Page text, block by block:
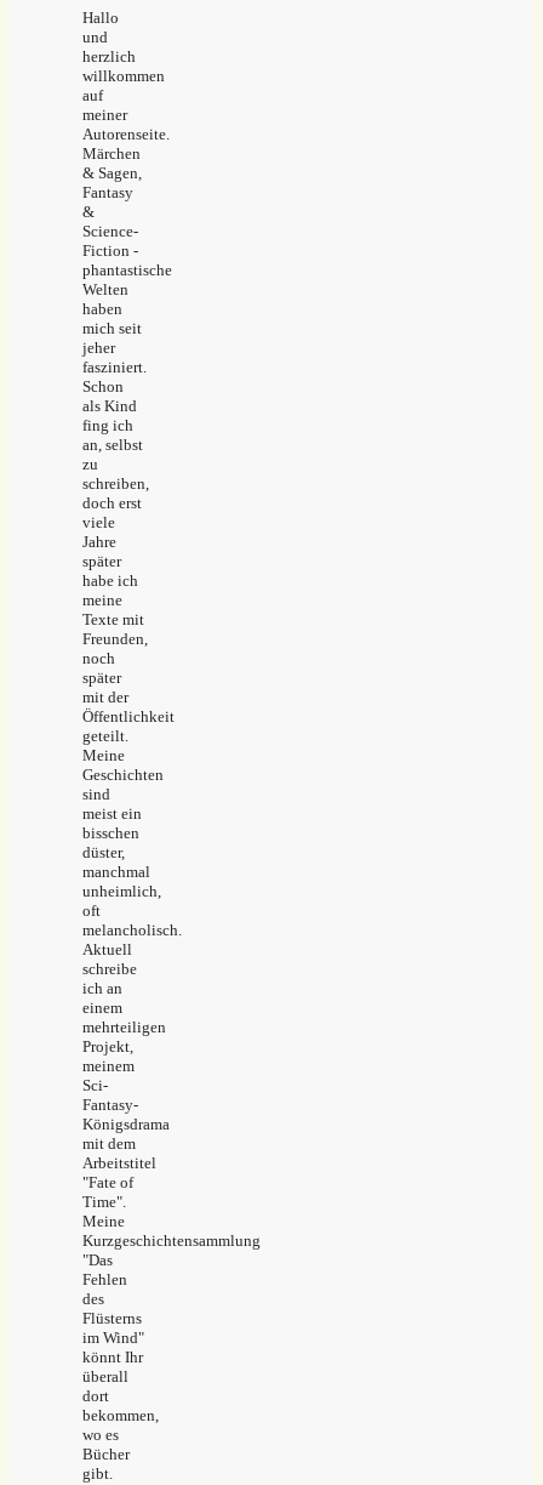
Hallo
und
herzlich
willkommen
auf
meiner
Autorenseite.
Märchen
& Sagen,
Fantasy
&
Science-
Fiction -
phantastische
Welten
haben
mich seit
jeher
fasziniert.
Schon
als Kind
fing ich
an, selbst
zu
schreiben,
doch erst
viele
Jahre
später
habe ich
meine
Texte mit
Freunden,
noch
später
mit der
Öffentlichkeit
geteilt.
Meine
Geschichten
sind
meist ein
bisschen
düster,
manchmal
unheimlich,
oft
melancholisch.
Aktuell
schreibe
ich an
einem
mehrteiligen
Projekt,
meinem
Sci-
Fantasy-
Königsdrama
mit dem
Arbeitstitel
"Fate of
Time".
Meine
Kurzgeschichtensammlung
"Das
Fehlen
des
Flüsterns
im Wind"
könnt Ihr
überall
dort
bekommen,
wo es
Bücher
gibt.